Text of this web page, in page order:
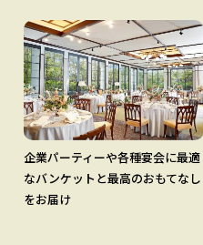
企業パーティーや各種宴会に最適
なバンケットと最高のおもてなし
をお届け